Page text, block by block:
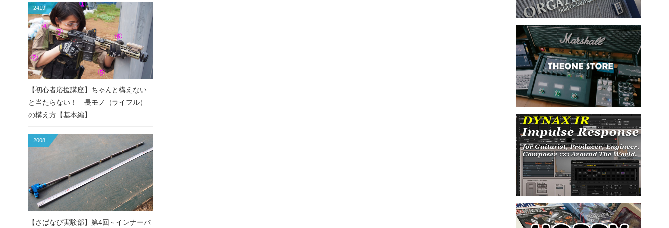
2419
【初心者応援講座】ちゃんと構えない
と当たらない！ 長モノ（ライフル）
の構え方【基本編】
2008
【さばなび実験部】第4回～インナーバ